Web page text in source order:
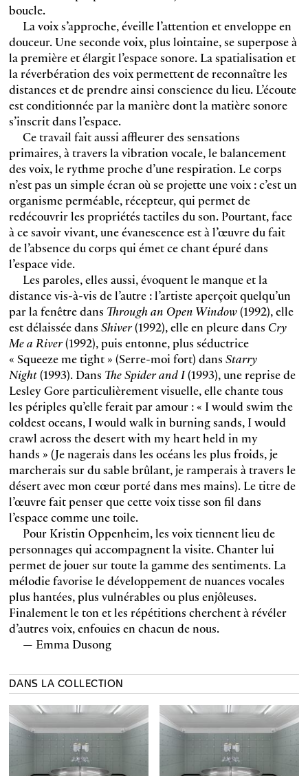
boucle.
La voix s’approche, éveille l’attention et enveloppe en
douceur. Une seconde voix, plus lointaine, se superpose à
la première et élargit l’espace sonore. La spatialisation et
la réverbération des voix permettent de reconnaître les
distances et de prendre ainsi conscience du lieu. L’écoute
est conditionnée par la manière dont la matière sonore
s’inscrit dans l’espace.
Ce travail fait aussi affleurer des sensations
primaires,à travers la vibration vocale, le balancement
des voix, le rythme proche d’une respiration. Le corps
n’est pas un simple écran où se projette une voix : c’est un
organisme perméable, récepteur, qui permet de
redécouvrir les propriétés tactiles du son. Pourtant, face
à ce savoir vivant, une évanescence est à l’œuvre du fait
de l’absence du corps qui émet ce chant épuré dans
l’espace vide.
Les paroles, elles aussi, évoquent le manque et la
distance vis-à-vis de l’autre : l’artiste aperçoit quelqu’un
par la fenêtre dans Through an Open Window(1992), elle
est délaissée dans Shiver(1992), elle en pleure dans Cry
Me a River(1992), puis entonne, plus séductrice
« Squeeze me tight » (Serre-moi fort) dans Starry
Night(1993). Dans The Spider and I(1993), une reprise de
Lesley Gore particulièrement visuelle, elle chante tous
les périples qu’elle ferait par amour : « I would swim the
coldest oceans, I would walk in burning sands, I would
crawl across the desert with my heart held in my
hands » (Je nagerais dans les océans les plus froids, je
marcherais sur du sable brûlant, je ramperais à travers le
désert avec mon cœur porté dans mes mains). Le titre de
l’œuvre fait penser que cette voix tisse son fil dans
l’espace comme une toile.
Pour Kristin Oppenheim, les voix tiennent lieu de
personnages qui accompagnent la visite. Chanter lui
permet de jouer sur toute la gamme des sentiments. La
mélodie favorise le développement de nuances vocales
plus hantées, plus vulnérables ou plus enjôleuses.
Finalement le ton et les répétitions cherchent à révéler
d’autres voix, enfouies en chacun de nous.
— Emma Dusong
DANS LA COLLECTION